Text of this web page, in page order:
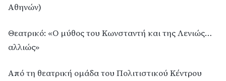
Αθηνών)
Θεατρικό: «Ο μύθος του Κωνσταντή και της Λενιώς…
αλλιώς»
Από τη θεατρική ομάδα του Πολιτιστικού Κέντρου